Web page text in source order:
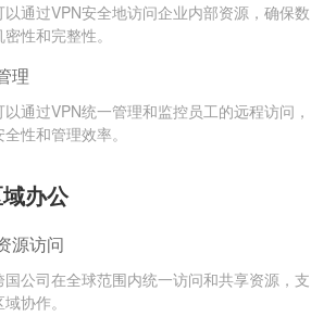
以通过VPN安全地访问企业内部资源，确保数
性和完整性。
理
以通过VPN统一管理和监控员工的远程访问，
性和管理效率。
办公
源访问
国公司在全球范围内统一访问和共享资源，支
协作。